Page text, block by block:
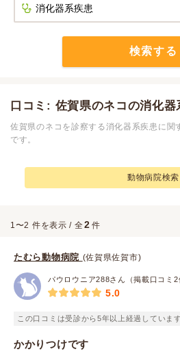
口コミ検索
検索する
口コミ: 佐賀県のネコの消化器
佐賀県のネコを診察する消化器系疾患に関
です。
動物病院検索
1〜2 件を表示 / 全2 件
たむら動物病院 (佐賀県佐賀市)
パウロウニア288さん（掲載口コミ2
5.0
この口コミは受診から5年以上経過しています
かかりつけです